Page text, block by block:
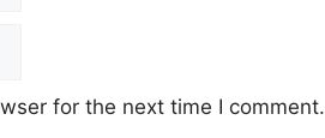
for the next time I comment.